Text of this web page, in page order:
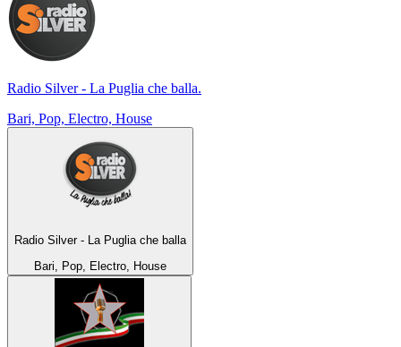
Radio Silver - La Puglia che balla.
Bari, Pop, Electro, House
Radio Silver - La Puglia che balla
Bari, Pop, Electro, House